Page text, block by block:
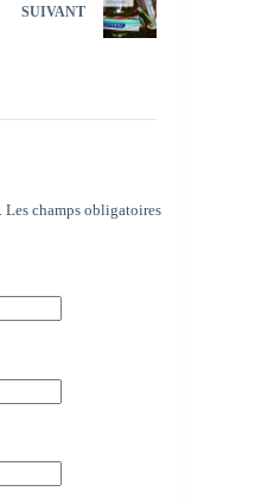
SUIVANT
Les champs obligatoires